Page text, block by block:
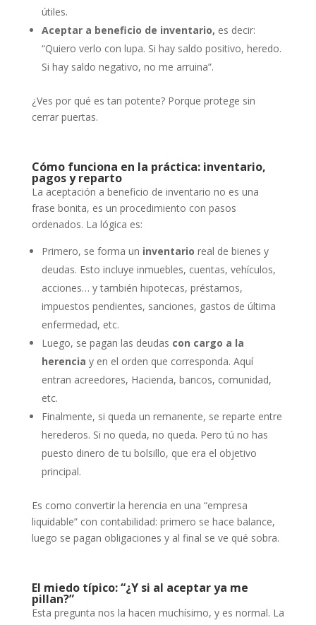
útiles.
Aceptar a beneficio de inventario, es decir:
“Quiero verlo con lupa. Si hay saldo positivo, heredo.
Si hay saldo negativo, no me arruina”.
¿Ves por qué es tan potente? Porque protege sin
cerrar puertas.
Cómo funciona en la práctica: inventario,
pagos y reparto
La aceptación a beneficio de inventario no es una
frase bonita, es un procedimiento con pasos
ordenados. La lógica es:
Primero, se forma un inventario real de bienes y
deudas. Esto incluye inmuebles, cuentas, vehículos,
acciones… y también hipotecas, préstamos,
impuestos pendientes, sanciones, gastos de última
enfermedad, etc.
Luego, se pagan las deudas con cargo a la
herencia y en el orden que corresponda. Aquí
entran acreedores, Hacienda, bancos, comunidad,
etc.
Finalmente, si queda un remanente, se reparte entre
herederos. Si no queda, no queda. Pero tú no has
puesto dinero de tu bolsillo, que era el objetivo
principal.
Es como convertir la herencia en una “empresa
liquidable” con contabilidad: primero se hace balance,
luego se pagan obligaciones y al final se ve qué sobra.
El miedo típico: “¿Y si al aceptar ya me
pillan?”
Esta pregunta nos la hacen muchísimo, y es normal. La